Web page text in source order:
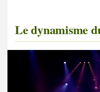
Le dynamisme